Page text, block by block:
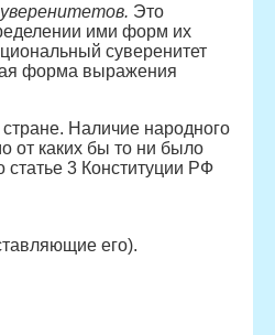
Это
ими форм их
суверенитет
форма выражения
Наличие народного
от каких бы то ни было
статье 3 Конституции РФ
его).